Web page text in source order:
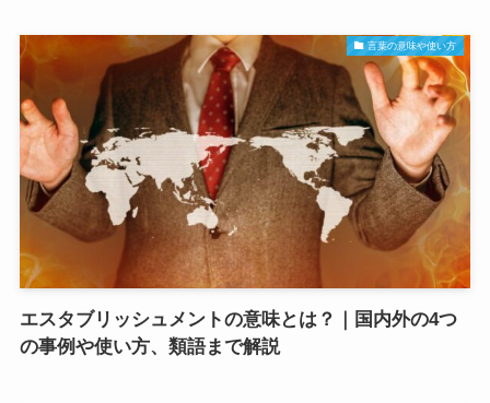
言葉の意味や使い方
エスタブリッシュメントの意味とは？｜国内外の4つ
の事例や使い方、類語まで解説